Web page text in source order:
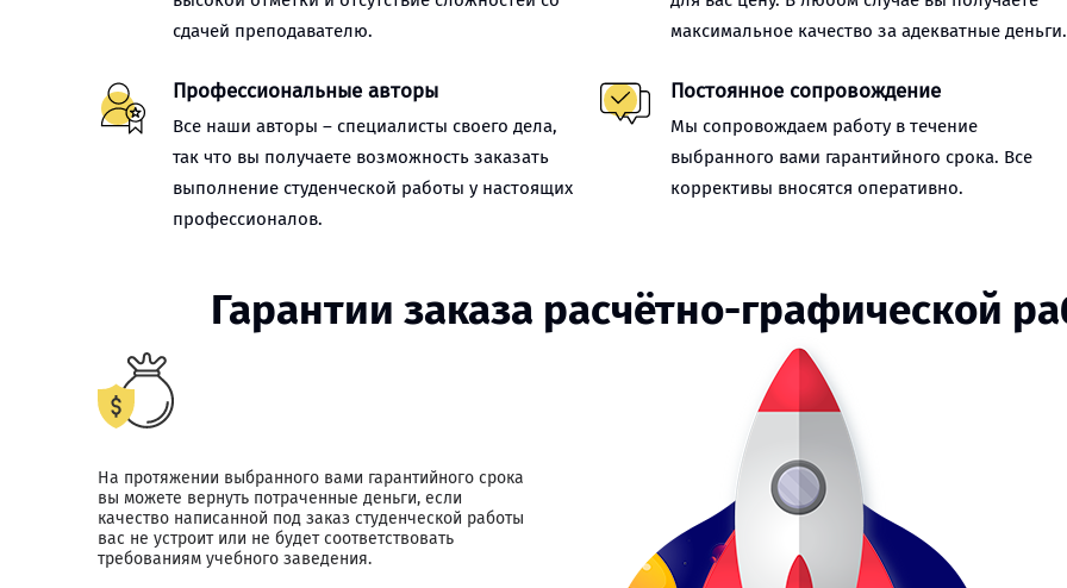
сдачей преподавателю.
максимальное качество за адекватные деньги.
Профессиональные авторы
Все наши авторы – специалисты своего дела,
так что вы получаете возможность заказать
выполнение студенческой работы у настоящих
профессионалов.
Постоянное сопровождение
Мы сопровождаем работу в течение
выбранного вами гарантийного срока. Все
коррективы вносятся оперативно.
Гарантии заказа расчётно-графической
На протяжении выбранного вами гарантийного срока
вы можете вернуть потраченные деньги, если
качество написанной под заказ студенческой работы
вас не устроит или не будет соответствовать
требованиям учебного заведения.